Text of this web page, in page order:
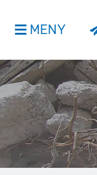
MENY